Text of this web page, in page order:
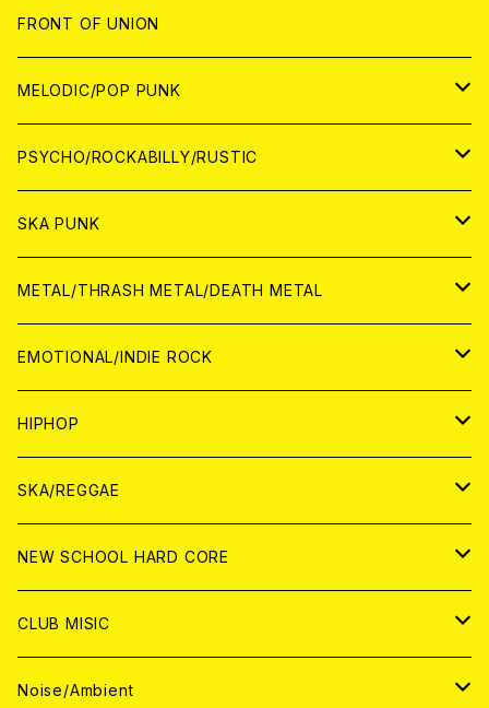
JAPAN
アナログ
CD
WORLD
アナログ
CD
FRONT OF UNION
MELODIC/POP PUNK
JAPAN
CD
ANALOG
WORLD
CD
ANALOG
PSYCHO/ROCKABILLY/RUSTIC
JAPAN
CD
ANALOG
WORLD
CD
ANALOG
SKA PUNK
JAPAN
CD
ANALOG
WORLD
CD
ANALOG
METAL/THRASH METAL/DEATH METAL
JAPAN
CD
ANALOG
WORLD
ANALOG
CD
EMOTIONAL/INDIE ROCK
JAPAN
CD
ANALOG
WORLD
CD
ANALOG
HIPHOP
JAPAN
CD
ANALOG
WORLD
CD
ANALOG
SKA/REGGAE
JAPAN
CD
ANALOG
WORLD
CD
NEW SCHOOL HARD CORE
JAPAN
CD
WORLD
CLUB MISIC
JAPAN
Noise/Ambient